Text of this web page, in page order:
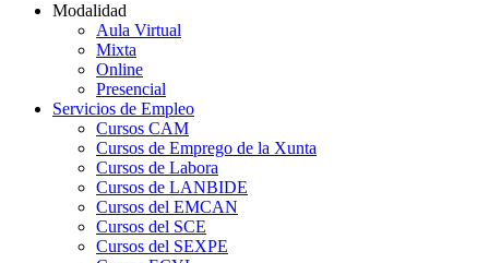
Modalidad
Aula Virtual
Mixta
Online
Presencial
Servicios de Empleo
Cursos CAM
Cursos de Emprego de la Xunta
Cursos de Labora
Cursos de LANBIDE
Cursos del EMCAN
Cursos del SCE
Cursos del SEXPE